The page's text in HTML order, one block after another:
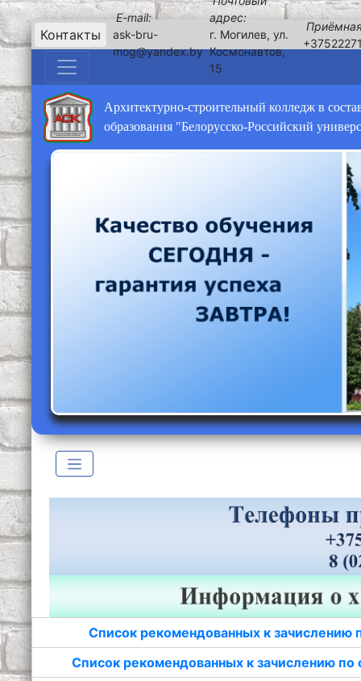
Контакты
E-mail:
ask-bru-
mog@yandex.by
адрес:
г. Могилев, ул.
Космонавтов,
15
Архитектурно-строительный колледж в
образования "Белорусско-Российский
Список рекомендованных к зачислению
Список рекомендованных к зачислению